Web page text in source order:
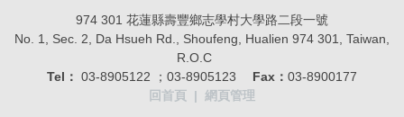
974 301 花蓮縣壽豐鄉志學村大學路二段一號
No. 1, Sec. 2, Da Hsueh Rd., Shoufeng, Hualien 974 301, Taiwan,
R.O.C
Tel： 03-8905122 ；03-8905123 Fax： 03-8900177
回首頁 | 網頁管理